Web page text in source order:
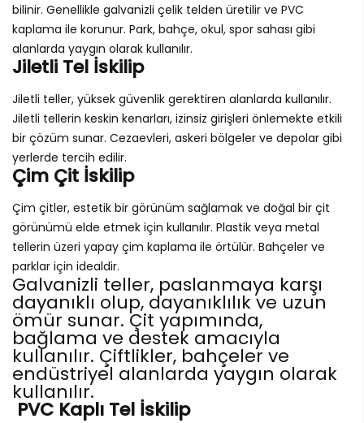
bilinir. Genellikle galvanizli çelik telden üretilir ve PVC
kaplama ile korunur. Park, bahçe, okul, spor sahası gibi
alanlarda yaygın olarak kullanılır.
Jiletli Tel İskilip
Jiletli teller, yüksek güvenlik gerektiren alanlarda kullanılır.
Jiletli tellerin keskin kenarları, izinsiz girişleri önlemekte etkili
bir çözüm sunar. Cezaevleri, askeri bölgeler ve depolar gibi
yerlerde tercih edilir.
Çim Çit İskilip
Çim çitler, estetik bir görünüm sağlamak ve doğal bir çit
görünümü elde etmek için kullanılır. Plastik veya metal
tellerin üzeri yapay çim kaplama ile örtülür. Bahçeler ve
parklar için idealdir.
Galvanizli teller, paslanmaya karşı
dayanıklı olup, dayanıklılık ve uzun
ömür sunar. Çit yapımında,
bağlama ve destek amacıyla
kullanılır. Çiftlikler, bahçeler ve
endüstriyel alanlarda yaygın olarak
kullanılır.
PVC Kaplı Tel İskilip